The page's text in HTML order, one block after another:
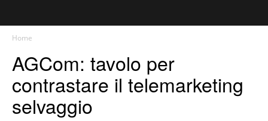
Home
AGCom: tavolo per
contrastare il telemarketing
selvaggio